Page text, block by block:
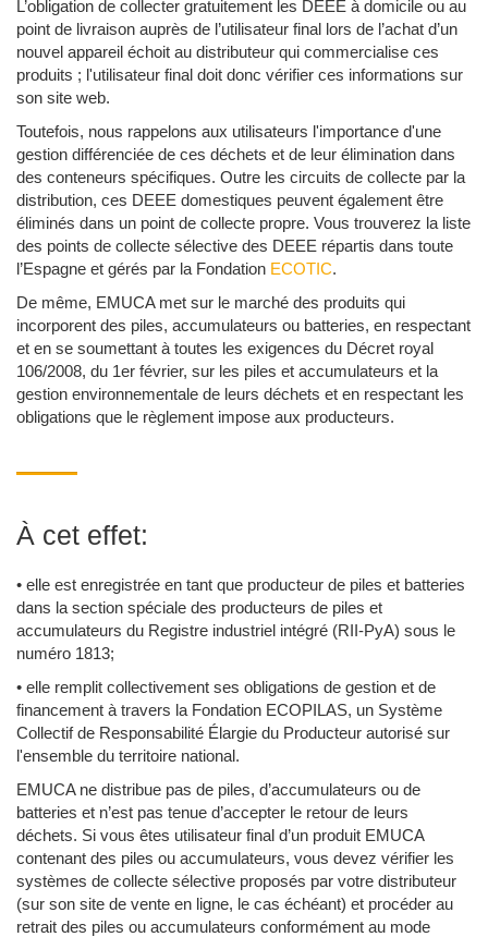
L’obligation de collecter gratuitement les DEEE à domicile ou au
point de livraison auprès de l’utilisateur final lors de l’achat d’un
nouvel appareil échoit au distributeur qui commercialise ces
produits ; l'utilisateur final doit donc vérifier ces informations sur
son site web.
Toutefois, nous rappelons aux utilisateurs l'importance d'une
gestion différenciée de ces déchets et de leur élimination dans
des conteneurs spécifiques. Outre les circuits de collecte par la
distribution, ces DEEE domestiques peuvent également être
éliminés dans un point de collecte propre. Vous trouverez la liste
des points de collecte sélective des DEEE répartis dans toute
l’Espagne et gérés par la Fondation ECOTIC.
De même, EMUCA met sur le marché des produits qui
incorporent des piles, accumulateurs ou batteries, en respectant
et en se soumettant à toutes les exigences du Décret royal
106/2008, du 1er février, sur les piles et accumulateurs et la
gestion environnementale de leurs déchets et en respectant les
obligations que le règlement impose aux producteurs.
À cet effet:
• elle est enregistrée en tant que producteur de piles et batteries
dans la section spéciale des producteurs de piles et
accumulateurs du Registre industriel intégré (RII-PyA) sous le
numéro 1813;
• elle remplit collectivement ses obligations de gestion et de
financement à travers la Fondation ECOPILAS, un Système
Collectif de Responsabilité Élargie du Producteur autorisé sur
l'ensemble du territoire national.
EMUCA ne distribue pas de piles, d’accumulateurs ou de
batteries et n’est pas tenue d’accepter le retour de leurs
déchets. Si vous êtes utilisateur final d’un produit EMUCA
contenant des piles ou accumulateurs, vous devez vérifier les
systèmes de collecte sélective proposés par votre distributeur
(sur son site de vente en ligne, le cas échéant) et procéder au
retrait des piles ou accumulateurs conformément au mode